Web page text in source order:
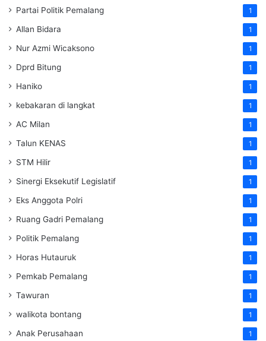
Partai Politik Pemalang 1
Allan Bidara 1
Nur Azmi Wicaksono 1
Dprd Bitung 1
Haniko 1
kebakaran di langkat 1
AC Milan 1
Talun KENAS 1
STM Hilir 1
Sinergi Eksekutif Legislatif 1
Eks Anggota Polri 1
Ruang Gadri Pemalang 1
Politik Pemalang 1
Horas Hutauruk 1
Pemkab Pemalang 1
Tawuran 1
walikota bontang 1
Anak Perusahaan 1